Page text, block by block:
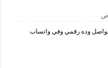
وده رقمي وفي واتساب